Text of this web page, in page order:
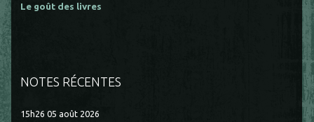
Le goût des livres
NOTES RÉCENTES
15h26 05 août 2026